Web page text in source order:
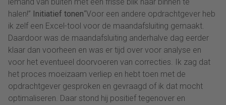
iemand van buiten met een frisse blik naar binnen te
halen!” Initiatief tonen“Voor een andere opdrachtgever heb
ik zelf een Excel-tool voor de maandafsluiting gemaakt.
Daardoor was de maandafsluiting anderhalve dag eerder
klaar dan voorheen en was er tijd over voor analyse en
voor het eventueel doorvoeren van correcties. Ik zag dat
het proces moeizaam verliep en hebt toen met de
opdrachtgever gesproken en gevraagd of ik dat mocht
optimaliseren. Daar stond hij positief tegenover en